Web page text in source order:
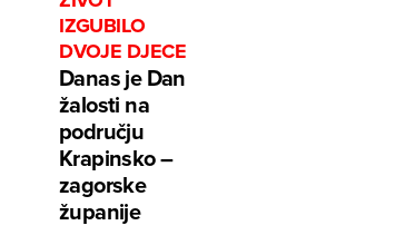
IZGUBILO
DVOJE DJECE
Danas je Dan
žalosti na
području
Krapinsko –
zagorske
županije